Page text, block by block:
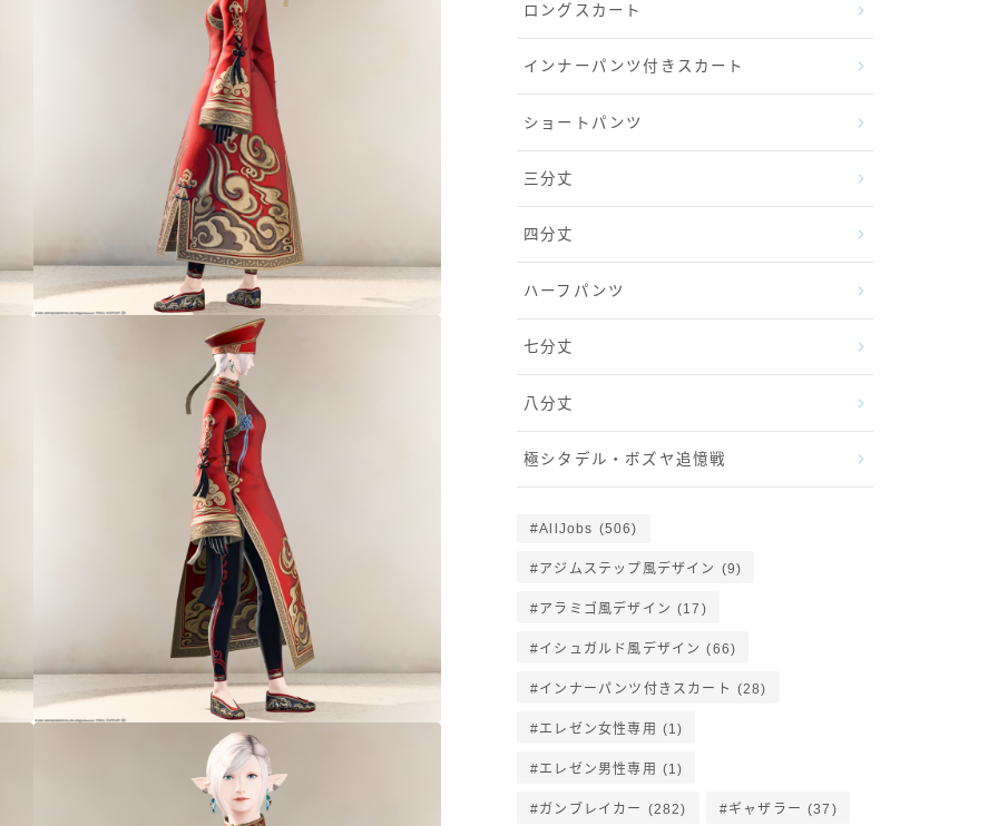
極シタデル・ボズヤ追憶戦
ロングスカート
インナーパンツ付きスカート
ショートパンツ
三分丈
四分丈
ハーフパンツ
七分丈
八分丈
極シタデル・ボズヤ追憶戦
AllJobs (506)
アジムステップ風デザイン (9)
アラミゴ風デザイン (17)
イシュガルド風デザイン (66)
インナーパンツ付きスカート (28)
エレゼン女性専用 (1)
エレゼン男性専用 (1)
ガンブレイカー (282) ギャザラー (37)